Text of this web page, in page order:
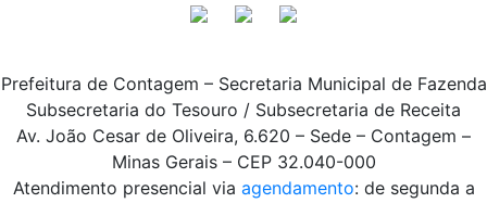
Prefeitura de Contagem – Secretaria Municipal de Fazenda
Subsecretaria do Tesouro / Subsecretaria de Receita
Av. João Cesar de Oliveira, 6.620 – Sede – Contagem –
Minas Gerais – CEP 32.040-000
Atendimento presencial via agendamento: de segunda a